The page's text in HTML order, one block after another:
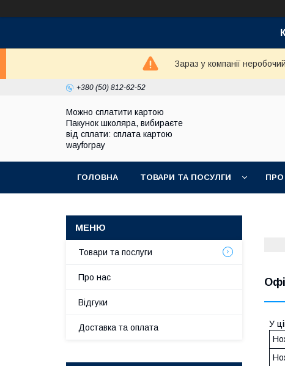
Зараз у компанії
+380 (50) 812-62-52
Можно сплатити картою
Пакунок школяра, вибираєте
від сплати: сплата картою
wayforpay
ГОЛОВНА ТОВАРИ ТА ПОСУЛГИ
У
Товари та послуги
Про нас
Відгуки
Доставка та оплата